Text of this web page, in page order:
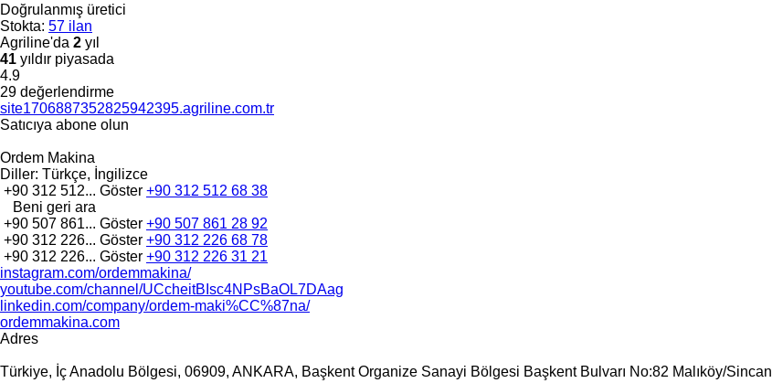
Doğrulanmış üretici
Stokta: 57 ilan
Agriline'da 2 yıl
41 yıldır piyasada
4.9
29 değerlendirme
site1706887352825942395.agriline.com.tr
Satıcıya abone olun
Ordem Makina
Diller: Türkçe, İngilizce
+90 312 512... Göster +90 312 512 68 38
Beni geri ara
+90 507 861... Göster +90 507 861 28 92
+90 312 226... Göster +90 312 226 68 78
+90 312 226... Göster +90 312 226 31 21
instagram.com/ordemmakina/
youtube.com/channel/UCcheitBIsc4NPsBaOL7DAag
linkedin.com/company/ordem-maki%CC%87na/
ordemmakina.com
Adres
Türkiye, İç Anadolu Bölgesi, 06909, ANKARA, Başkent Organize Sanayi Bölgesi Başkent Bulvarı No:82 Malıköy/Sincan